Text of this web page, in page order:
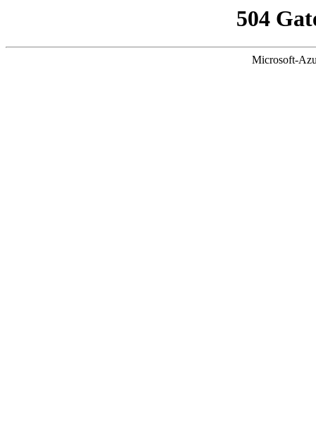
504
Microsoft-